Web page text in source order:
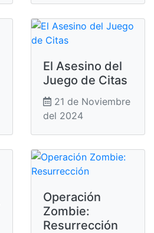
El Asesino del
Juego de Citas
21 de Noviembre
del 2024
Operación
Zombie:
Resurrección